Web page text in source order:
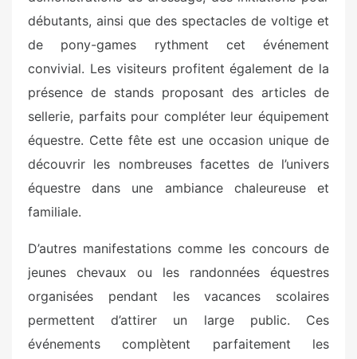
débutants, ainsi que des spectacles de voltige et
de pony-games rythment cet événement
convivial. Les visiteurs profitent également de la
présence de stands proposant des articles de
sellerie, parfaits pour compléter leur équipement
équestre. Cette fête est une occasion unique de
découvrir les nombreuses facettes de l’univers
équestre dans une ambiance chaleureuse et
familiale.
D’autres manifestations comme les concours de
jeunes chevaux ou les randonnées équestres
organisées pendant les vacances scolaires
permettent d’attirer un large public. Ces
événements complètent parfaitement les